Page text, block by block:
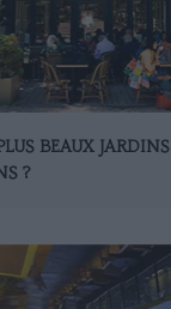
BEAUX JARDINS
?